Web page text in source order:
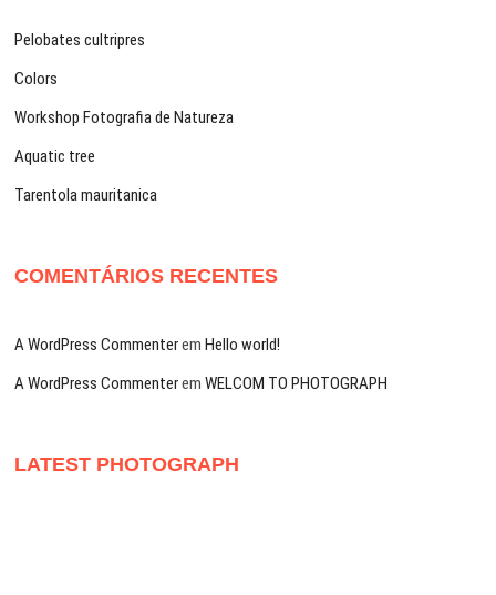
Pelobates cultripres
Colors
Workshop Fotografia de Natureza
Aquatic tree
Tarentola mauritanica
COMENTÁRIOS RECENTES
A WordPress CommenteremHello world!
A WordPress CommenteremWELCOM TO PHOTOGRAPH
LATEST PHOTOGRAPH